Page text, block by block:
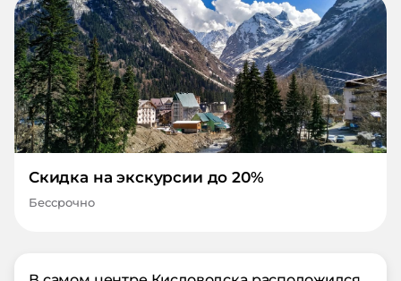
Скидка на экскурсии до 20%
Бессрочно